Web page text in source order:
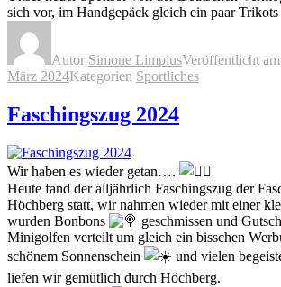
sich vor, im Handgepäck gleich ein paar Trikots
Autor Simone LimpiusVeröffentlicht am
März 2024Kategorien Sportliches
Faschingszug 2024
Wir haben es wieder getan….
Heute fand der alljährlich Faschingszug der
Höchberg statt, wir nahmen wieder mit einer
wurden Bonbons
geschmissen und
Minigolfen verteilt um gleich ein bisschen
schönem Sonnenschein
und vielen
liefen wir gemütlich durch Höchberg.